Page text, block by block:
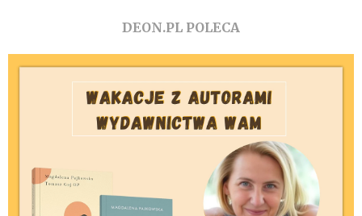
DEON.PL POLECA